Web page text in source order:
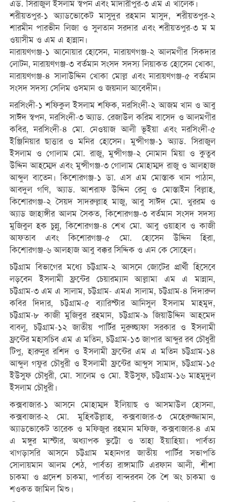
এড. সিরাজুল ইসলাম স্বপন এবং মাদারীপুর-৩ এম এ খালেক।
শরীয়তপুর-১ অ্যাডভোকেট মাসুদুর রহমান মাসুদ, শরীয়তপুর-২
শারমীন পারভীন লিজা ও সুলতান সরদার এবং শরীয়তপুর-৩ ম ম
ওয়াসীম ও এম এ হান্নান।
নারায়ণগঞ্জ-১ আনোয়ার হোসেন, নারায়ণগঞ্জ-২ আলমগীর সিকদার
লোটন, নারায়ণগঞ্জ-৩ বর্তমান সংসদ সদস্য লিয়াকত হোসেন খোকা,
নারায়ণগঞ্জ-৪ সালাউদ্দিন খোকা মোল্ল এবং নারায়ণগঞ্জ-৫ বর্তমান
সংসদ সদস্য সেলিম ওসমান ও জয়নাল আবেদীন।
নরসিংদী-১ শফিকুল ইসলাম শফিক, নরসিংদী-২ আজম খান ও আবু
সাঈদ স্বপন, নরসিংদী-৩ অ্যাড. রেজাউল করিম বাসেদ ও আলমগীর
কবির, নরসিংদী-৪ মো. নেওয়াজ আলী ভূইয়া এবং নরসিংদী-৫
ইঞ্জিনিয়ার ছাত্তার ও মনির হোসেন। মুন্সীগঞ্জ-১ অ্যাড. সিরাজুল
ইসলাম ও গোলাম মো. রাজু, মুন্সীগঞ্জ-২ নোমান মিয়া ও কুতুব
উদ্দিন আহম্মেদ এবং মুন্সীগঞ্জ-৩ গোলাম মোহাম্মদ রাজু ও আলহাজ
আব্দুল বাতেন। কিশোরগঞ্জ-১ ডা. এস এম মোস্তাক খান পাঠান,
আবদুল গণি, অ্যাড. আশরাফ উদ্দিন রেনু ও মোস্তাইন বিল্লাহ,
কিশোরগঞ্জ-২ সৈয়দ সাদরুল্লাহ মাজু, আবু সাঈদ মো. খুররম ও
অ্যাড জাহাঙ্গীর আলম সৈকত, কিশোরগঞ্জ-৩ বর্তমান সংসদ সদস্য
মুজিবুল হক চুন্নু, কিশোরগঞ্জ-৪ শেখ মো. আবু ওয়াহাব ও কাজী
আফতাব এবং কিশোরগঞ্জ-৫ মো. হোসেন উদ্দিন হিরা,
কিশোরগঞ্জ-৬ আলহাজ আবু বক্কর সিদ্দিক ও এন কে সোহেল।
চট্টগ্রাম বিভাগের মধ্যে চট্টগ্রাম-২ আসনে জোটের প্রার্থী হিসেবে
লড়বেন ইসলামী ফ্রন্টের চেয়ারম্যান আল্লামা এম এ মান্নান,
চট্টগ্রাম-৩ এম এ সালাম, চট্টগ্রাম- এমএ সালাম, চট্টগ্রাম-৪ দিদারুল
কবির দিদার, চট্টগ্রাম-৫ ব্যারিস্টার আনিসুল ইসলাম মাহমুদ,
চট্টগ্রাম-৮ কাজী মুজিবুর রহমান, চট্টগ্রাম-৯ জিয়াউদ্দিন আহমেদ
বাবলু, চট্টগ্রাম-১২ জাতীয় পার্টির নুরুচ্ছাফা সরকার ও ইসলামী
ফ্রন্টের মহাসচিব এম এ মতিন, চট্টগ্রাম-১৩ জাপার আব্দুর রব চৌধুরী
টিপু, হারুনুর রশিদ ও ইসলামী ফ্রন্টের এম এ মতিন চট্টগ্রাম-১৪
আব্দুল গফুর চৌধুরী ও ইসলামী ফ্রন্টের আব্দুস সামাদ, চট্টগ্রাম-১৫
ইউসুফ চৌধুরী, মো. সালেম ও মো. ইউসুফ, চট্টগ্রাম-১৬ মাহমুদুল
ইসলাম চৌধুরী।
কক্সবাজার-১ আসনে মোহাম্মদ ইলিয়াছ ও আসমাউল হোসনা,
কক্সবাজার-২ মো. মুহিবউল্লাহ, কক্সবাজার-৩ মেহেরুজ্জামান,
অ্যাডভোকেট তারেক ও মফিজুর রহমান মফিজ, কক্সবাজার-৪ এম
এ মঙ্গুর মাস্টার, অধ্যাপক ভুট্টো ও তাহা ইয়াহিয়া। পার্বত্য
খাগড়াসরি আসনে চট্টগ্রাম মহানগর জাতীয় পার্টির সভাপতি
সোলায়মান আলম শেঠ, পার্বত্য রাঙ্গামাটি এরফান আলী, শীশা
চাকমা ও প্রদেশ চাকমা, পার্বত্য বান্দরবন কৈ শৈ অং চাকমা ও
শওকত জামিল মিশু।